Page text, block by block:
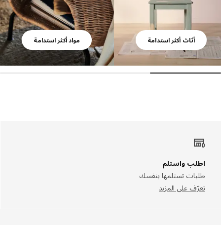
أثاث أكثر استدامة مواد أكثر استدامة
اطلب واستلم
طلبات تستلمها بنفسك
تعرّف على المزيد